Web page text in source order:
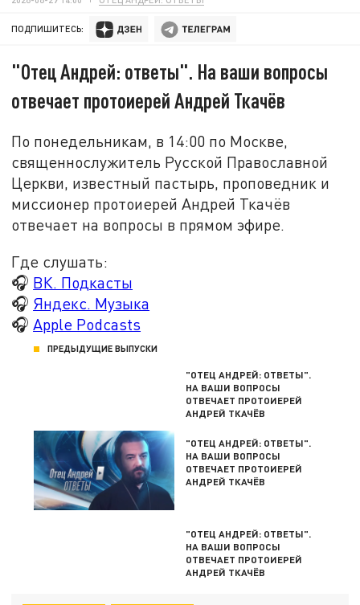
ПОДПИШИТЕСЬ:
"Отец Андрей: ответы". На ваши вопросы
отвечает протоиерей Андрей Ткачёв
По понедельникам, в 14:00 по Москве,
священнослужитель Русской Православной
Церкви, известный пастырь, проповедник и
миссионер протоиерей Андрей Ткачёв
отвечает на вопросы в прямом эфире.
Где слушать:
🎧 ВК. Подкасты
🎧 Яндекс. Музыка
🎧 Apple Podcasts
ПРЕДЫДУЩИЕ ВЫПУСКИ
"ОТЕЦ АНДРЕЙ: ОТВЕТЫ".
НА ВАШИ ВОПРОСЫ
ОТВЕЧАЕТ ПРОТОИЕРЕЙ
АНДРЕЙ ТКАЧЁВ
"ОТЕЦ АНДРЕЙ: ОТВЕТЫ".
НА ВАШИ ВОПРОСЫ
ОТВЕЧАЕТ ПРОТОИЕРЕЙ
АНДРЕЙ ТКАЧЁВ
"ОТЕЦ АНДРЕЙ: ОТВЕТЫ".
НА ВАШИ ВОПРОСЫ
ОТВЕЧАЕТ ПРОТОИЕРЕЙ
АНДРЕЙ ТКАЧЁВ